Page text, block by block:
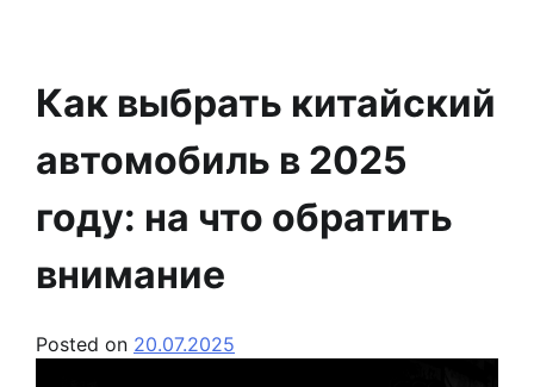
Как выбрать китайский
автомобиль в 2025
году: на что обратить
внимание
Posted on 20.07.2025